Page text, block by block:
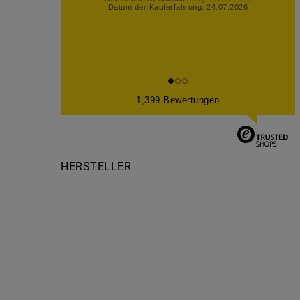
1,399 Bewertungen
HERSTELLER